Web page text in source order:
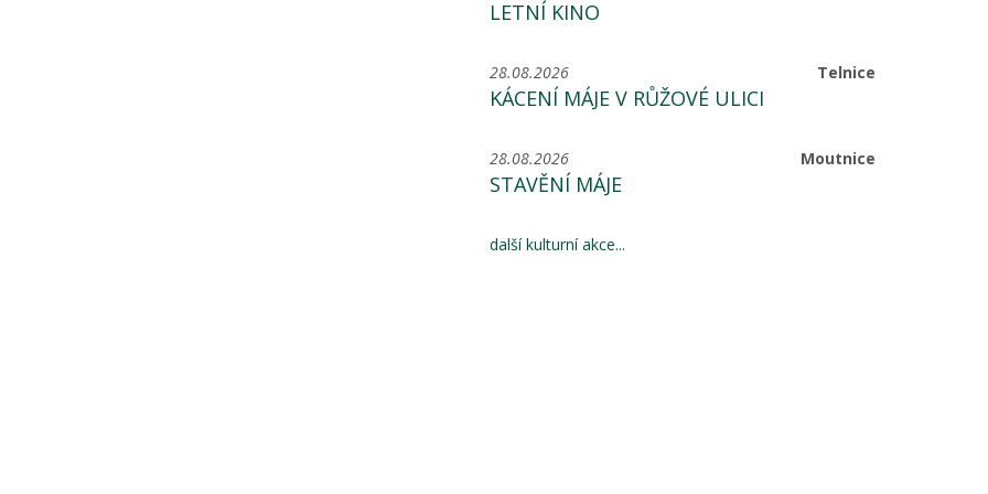
LETNÍ KINO
Telnice
28.08.2026
KÁCENÍ MÁJE V RŮŽOVÉ ULICI
Moutnice
28.08.2026
STAVĚNÍ MÁJE
další kulturní akce...